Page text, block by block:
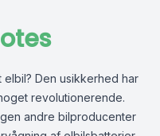
Den usikkerhed har
revolutionerende.
andre bilproducenter